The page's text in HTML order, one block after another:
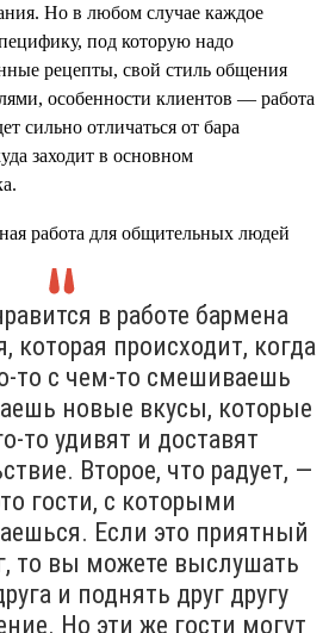
Но в любом случае каждое
под которую надо
рецепты, свой стиль общения
особенности клиентов — работа
сильно отличаться от бара
заходит в основном
в работе бармена
которая происходит, когда
то с чем-то смешиваешь
новые вкусы, которые
то удивят и доставят
Второе, что радует, —
гости, с которыми
Если это приятный
то вы можете выслушать
и поднять друг другу
Но эти же гости могут